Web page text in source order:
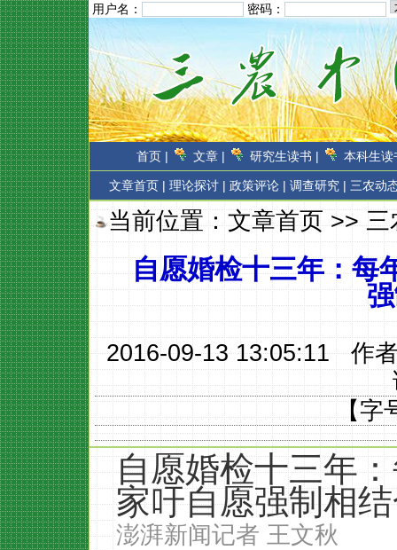
用户名： 密码：
首页 | 文章 | 研究生读书 | 本科生读
文章首页 | 理论探讨 | 政策评论 | 调查研究 | 三农动
当前位置：文章首页>>三
自愿婚检十三年：每
2016-09-13 13:05:11 作
【字
自愿婚检十三年
家吁自愿强制相
澎湃新闻记者 王文秋